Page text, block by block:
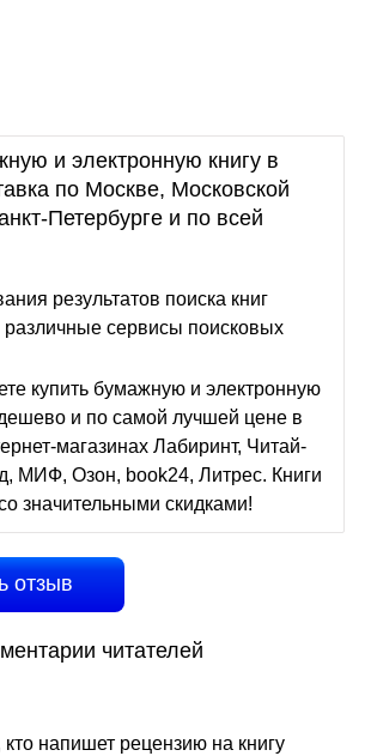
и электронную книгу в
по Москве, Московской
Петербурге и по всей
результатов поиска книг
различные сервисы поисковых
купить бумажную и электронную
и по самой лучшей цене в
магазинах Лабиринт, Читай-
МИФ, Озон, book24, Литрес. Книги
значительными скидками!
отзыв
читателей
напишет рецензию на книгу